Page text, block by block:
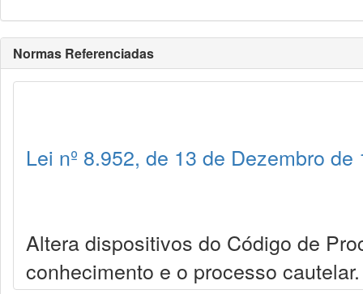
Normas Referenciadas
Lei nº 8.952, de 13 de Dezembro de
Altera dispositivos do Código de
conhecimento e o processo cautelar.